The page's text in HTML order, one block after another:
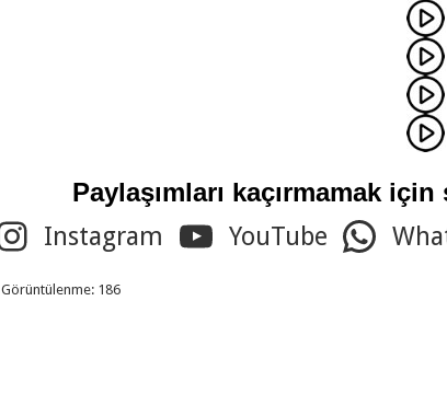
Paylaşımları kaçırmamak
Instagram YouTube
Görüntülenme: 186